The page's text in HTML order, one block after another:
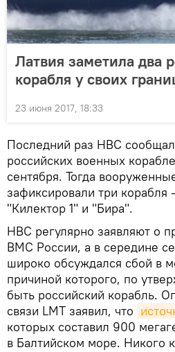
Латвия заметила два
корабля у своих
23 июня 2017, 18:33
Последний раз НВС
российских военных
сентября. Тогда
зафиксировали три
"Килектор 1" и "Бира".
НВС регулярно заявляют о
ВМС России, а в середине
широко обсуждался сбой в
причиной которого, по
быть российский корабль.
связи LMT заявил, что
которых составил 900
в Балтийском море. Никого